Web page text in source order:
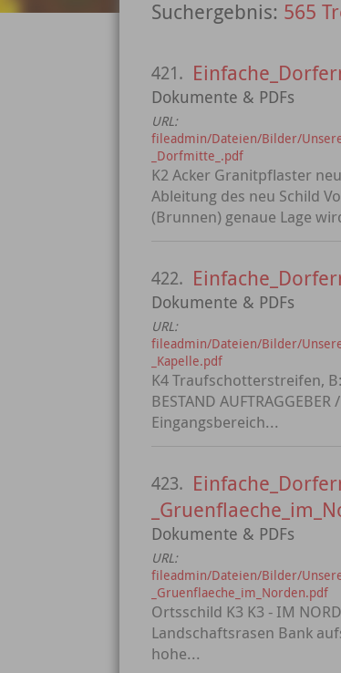
565
421.
Dokumente & PDFs
URL:
fileadmin/Dateien/Bilder/
_Dorfmitte_.pdf
K2 Acker Granitpflaster
Ableitung des neu Schild
(Brunnen) genaue Lage
422.
Dokumente & PDFs
URL:
fileadmin/Dateien/Bilder/
_Kapelle.pdf
K4 Traufschotterstreifen,
BESTAND
Eingangsbereich...
423.
Dokumente & PDFs
URL:
fileadmin/Dateien/Bilder/
_Gruenflaeche_im_Norden.pdf
Ortsschild K3 K3 - IM
Landschaftsrasen Bank
hohe...